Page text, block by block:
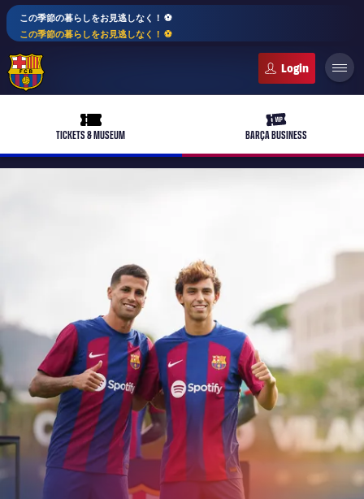
この季節の暮らしをお見逃しなく！ ⚽️
この季節の暮らしをお見逃しなく！ ⚽️
ticket-full
TICKETS & MUSEUM
ticket-vip
BARÇA BUSINESS
label.aria.plus
バルサアカデミー
plusicon
label.aria.plus
10年毎
会長
レジェンド
plusicon
label.aria.plus
プレスパス
女子サッカー
label.aria.plus
スケジュール
チケット
結果
順位表
バルサAtlètic
plusicon
label.aria.plus
スケジュール
チケット
結果
PLUSICON
LABEL.ARIA.PLUS
トップチーム
plusicon
label.aria.plus
スケジュール
LABEL.ARIA.PLUS